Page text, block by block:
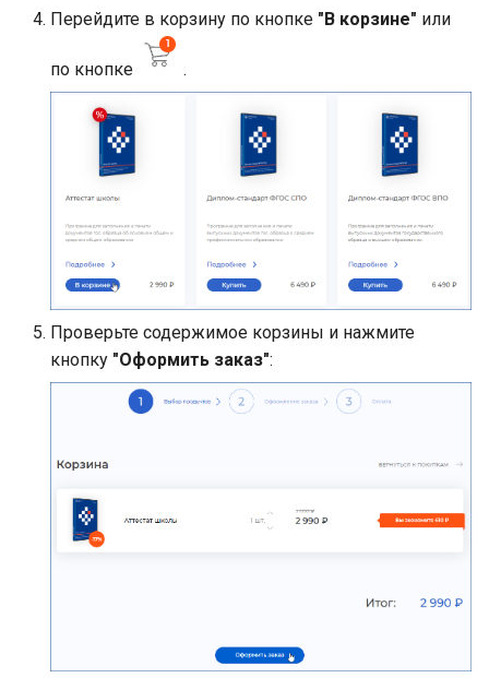
Перейдите в корзину по кнопке "В корзине" или
по кнопке .
Проверьте содержимое корзины и нажмите
кнопку "Оформить заказ":